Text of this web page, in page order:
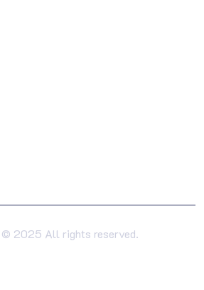
© 2025 All rights reserved.